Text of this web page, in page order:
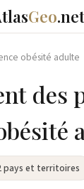
Geo.net
obésité adulte
des
pays et territoires